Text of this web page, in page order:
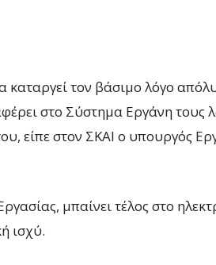
τον βάσιμο λόγο
στο Σύστημα Εργάνη τους
είπε στον ΣΚΑΙ ο υπουργός
μπαίνει τέλος στο
ισχύ.